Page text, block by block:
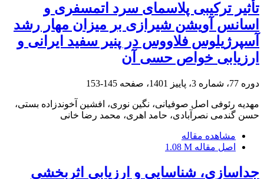
تأثیر ترکیبی پلاسمای سرد اتمسفری و
اسانس آویشن شیرازی بر میزان مهار رشد
آسپرژیلوس فلاووس در پنیر سفید ایرانی و
ارزیابی خواص حسی آن
دوره 77، شماره 3، پاییز 1401، صفحه 145-153
مهدیه رئوفی اصل صوفیانی، نگین نوری، افشین آخوندزاده بستی،
حسن گندمی نصرآبادی، حامد اهری، محمد رضا خانی
مشاهده مقاله
اصل مقاله 1.08 M
جداسازی، شناسایی و ارزیابی اثربخشی